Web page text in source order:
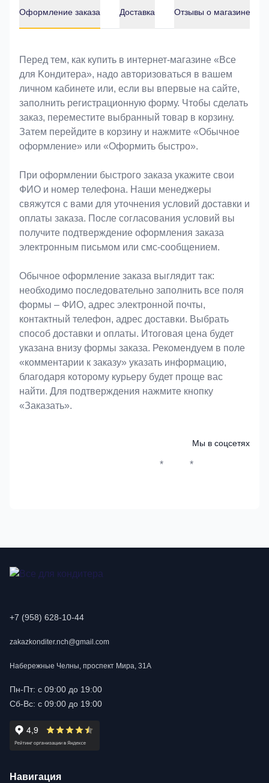
Оформление заказа Доставка Отзывы о магазине
Оформление заказа
Перед тем, как купить в интернет-магазине «Bce
для Koндитeрa», надо авторизоваться в вашем
личном кабинете или, если вы впервые на сайте,
заполнить регистрационную форму. Чтобы сделать
заказ, переместите выбранный товар в корзину.
Затем перейдите в корзину и нажмите «Обычное
оформление» или «Оформить быстро».
При оформлении быстрого заказа укажите свои
ФИО и номер телефона. Наши менеджеры
свяжутся с вами для уточнения условий доставки и
оплаты заказа. После согласования условий вы
получите подтверждение оформления заказа
электронным письмом или смс-сообщением.
Обычное оформление заказа выглядит так:
необходимо последовательно заполнить все поля
формы – ФИО, адрес электронной почты,
контактный телефон, адрес доставки. Выбрать
способ доставки и оплаты. Итоговая цена будет
указана внизу формы заказа. Рекомендуем в поле
«комментарии к заказу» указать информацию,
благодаря которому курьеру будет проще вас
найти. Для подтверждения нажмите кнопку
«Заказать».
Мы в соцсетях
* *
+7 (958) 628-10-44
zakazkonditer.nch@gmail.com
Набережные Челны, проспект Мира, 31А
Пн-Пт: с 09:00 до 19:00
Сб-Вс: с 09:00 до 19:00
Навигация